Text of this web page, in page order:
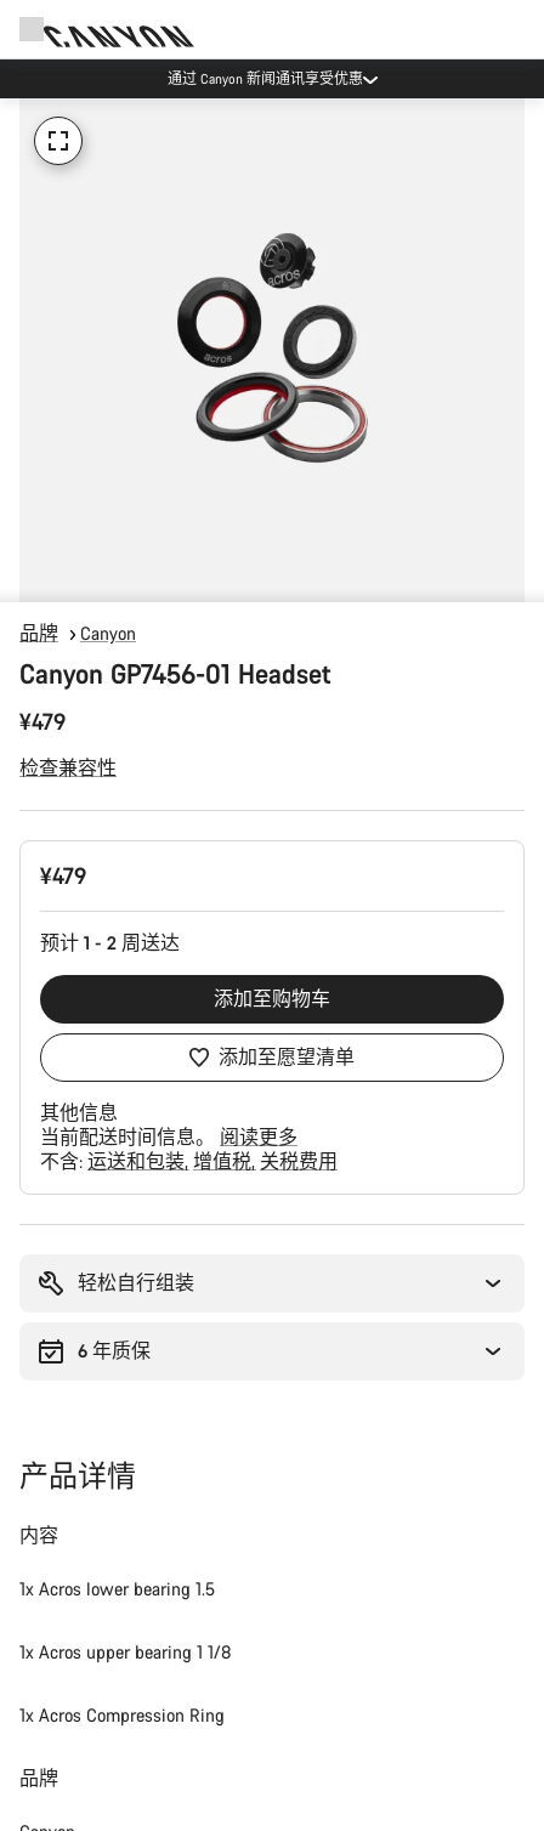
通过 Canyon 新闻通讯享受优惠
品牌 Canyon
Canyon GP7456-01 Headset
¥479
检查兼容性
产
¥479
预计 1 - 2 周送达
添加至购物车
添加至愿望清单
其他信息
当前配送时间信息。 阅读更多
不含: 运送和包装 增值税 关税费用
轻松自行组装
6 年质保
产品详情
内容
1x Acros lower bearing 1.5
1x Acros upper bearing 1 1/8
1x Acros Compression Ring
品牌